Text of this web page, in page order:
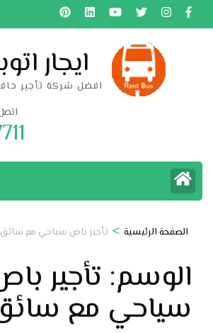
تخطى
إلى
ايجار
افضل شركة تأجير
الصفحة الرئيسية > تأجير باص سياحي مع سائق
الوسم: تأجير
سياحي مع